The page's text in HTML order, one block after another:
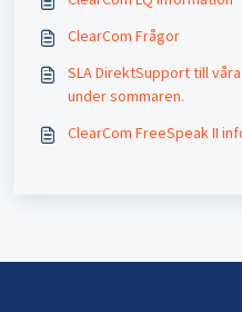
ClearCom Frågor
SLA DirektSupport till
under sommaren.
ClearCom FreeSpeak II